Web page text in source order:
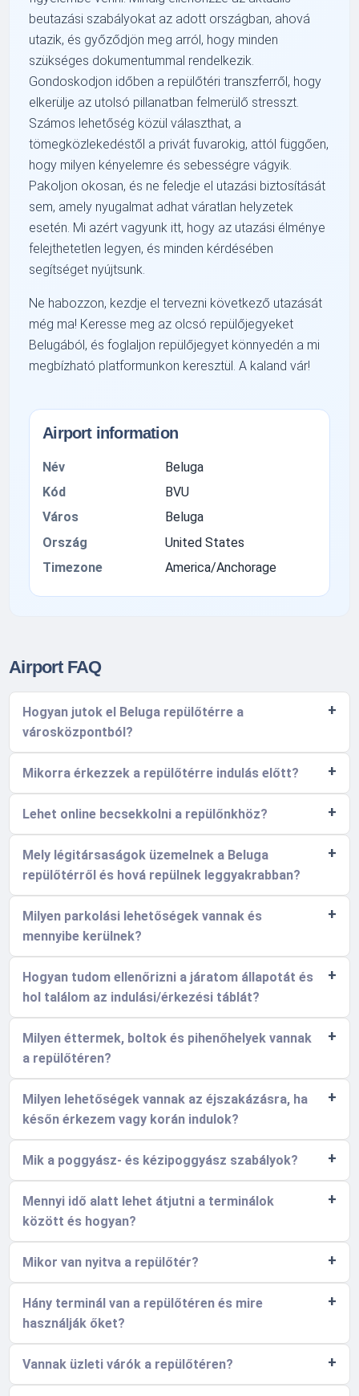
beutazási szabályokat az adott országban, ahová
utazik, és győződjön meg arról, hogy minden
szükséges dokumentummal rendelkezik.
Gondoskodjon időben a repülőtéri transzferről, hogy
elkerülje az utolsó pillanatban felmerülő stresszt.
Számos lehetőség közül választhat, a
tömegközlekedéstől a privát fuvarokig, attól függően,
hogy milyen kényelemre és sebességre vágyik.
Pakoljon okosan, és ne feledje el utazási biztosítását
sem, amely nyugalmat adhat váratlan helyzetek
esetén. Mi azért vagyunk itt, hogy az utazási élménye
felejthetetlen legyen, és minden kérdésében
segítséget nyújtsunk.
Ne habozzon, kezdje el tervezni következő utazását
még ma! Keresse meg az olcsó repülőjegyeket
Belugából, és foglaljon repülőjegyet könnyedén a mi
megbízható platformunkon keresztül. A kaland vár!
Airport information
Név
Beluga
Kód
BVU
Város
Beluga
Ország
United States
Timezone
America/Anchorage
Airport FAQ
Hogyan jutok el Beluga repülőtérre a
városközpontból?
Mikorra érkezzek a repülőtérre indulás előtt?
Lehet online becsekkolni a repülőnkhöz?
Mely légitársaságok üzemelnek a Beluga
repülőtérről és hová repülnek leggyakrabban?
Milyen parkolási lehetőségek vannak és
mennyibe kerülnek?
Hogyan tudom ellenőrizni a járatom állapotát és
hol találom az indulási/érkezési táblát?
Milyen éttermek, boltok és pihenőhelyek vannak
a repülőtéren?
Milyen lehetőségek vannak az éjszakázásra, ha
későn érkezem vagy korán indulok?
Mik a poggyász- és kézipoggyász szabályok?
Mennyi idő alatt lehet átjutni a terminálok
között és hogyan?
Mikor van nyitva a repülőtér?
Hány terminál van a repülőtéren és mire
használják őket?
Vannak üzleti várók a repülőtéren?